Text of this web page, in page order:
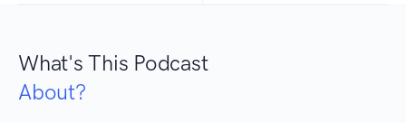
What's This Podcast
About?